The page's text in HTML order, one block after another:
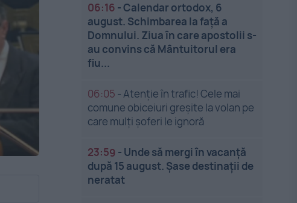
06:16 -Calendar ortodox, 6
august. Schimbarea la față a
Domnului. Ziua în care apostolii s-
au convins că Mântuitorul era
fiu...
06:05 -Atenție în trafic! Cele mai
comune obiceiuri greșite la volan pe
care mulți șoferi le ignoră
23:59 - Unde să mergi în vacanță
după 15 august. Șase destinații de
neratat